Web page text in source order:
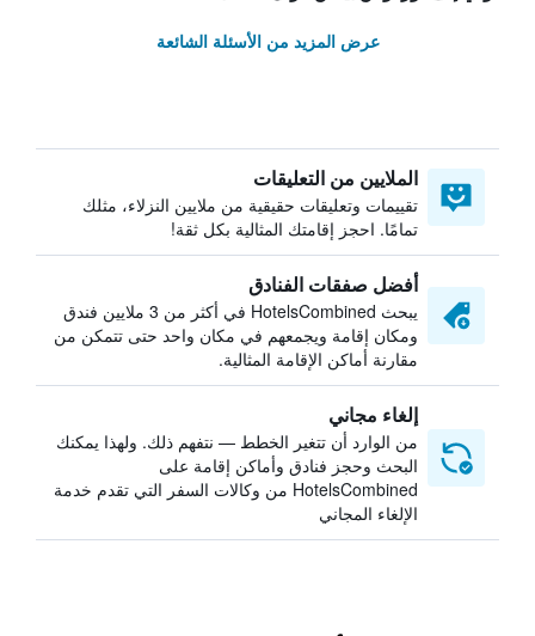
عرض المزيد من الأسئلة الشائعة
الملايين من التعليقات
تقييمات وتعليقات حقيقية من ملايين النزلاء، مثلك
تمامًا. احجز إقامتك المثالية بكل ثقة!
أفضل صفقات الفنادق
يبحث HotelsCombined في أكثر من 3 ملايين فندق
ومكان إقامة ويجمعهم في مكان واحد حتى تتمكن من
مقارنة أماكن الإقامة المثالية.
إلغاء مجاني
من الوارد أن تتغير الخطط — نتفهم ذلك. ولهذا يمكنك
البحث وحجز فنادق وأماكن إقامة على
HotelsCombined من وكالات السفر التي تقدم خدمة
الإلغاء المجاني